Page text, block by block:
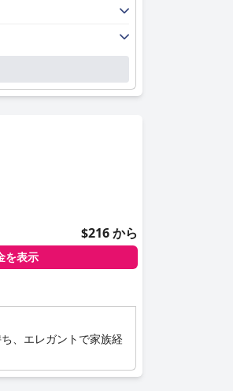
$216 から
を表示
、エレガントで家族経